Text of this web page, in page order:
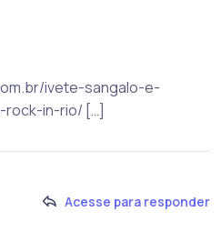
ivete-sangalo-e-
rock-in-rio/ […]
Acesse para responder